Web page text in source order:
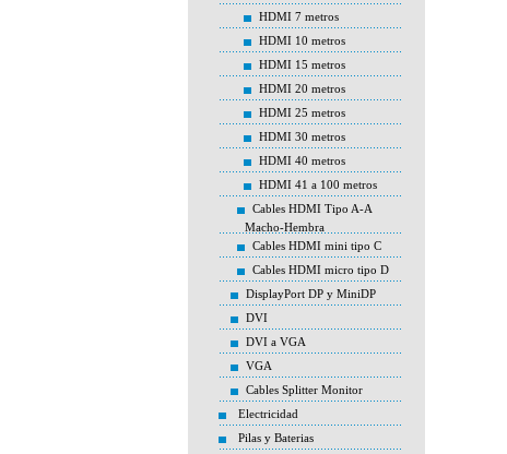
HDMI 7 metros
HDMI 10 metros
HDMI 15 metros
HDMI 20 metros
HDMI 25 metros
HDMI 30 metros
HDMI 40 metros
HDMI 41 a 100 metros
Cables HDMI Tipo A-A
Macho-Hembra
Cables HDMI mini tipo C
Cables HDMI micro tipo D
DisplayPort DP y MiniDP
DVI
DVI a VGA
VGA
Cables Splitter Monitor
Electricidad
Pilas y Baterias